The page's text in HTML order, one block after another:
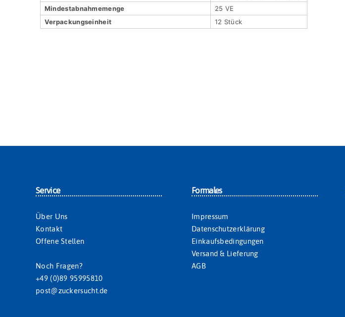
Mindestabnahmemenge
25 VE
Verpackungs­einheit
12 Stück
Service
Über Uns
Kontakt
Offene Stellen
Noch Fragen?
+49 (0)89 95995810
post@zuckersucht.de
Formales
Impressum
Datenschutzerklärung
Einkaufsbedingungen
Versand & Lieferung
AGB